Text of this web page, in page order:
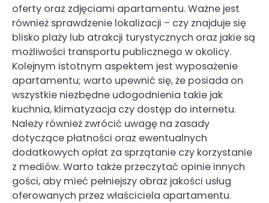
oferty oraz zdjęciami apartamentu. Ważne jest
również sprawdzenie lokalizacji – czy znajduje się
blisko plaży lub atrakcji turystycznych oraz jakie są
możliwości transportu publicznego w okolicy.
Kolejnym istotnym aspektem jest wyposażenie
apartamentu; warto upewnić się, że posiada on
wszystkie niezbędne udogodnienia takie jak
kuchnia, klimatyzacja czy dostęp do internetu.
Należy również zwrócić uwagę na zasady
dotyczące płatności oraz ewentualnych
dodatkowych opłat za sprzątanie czy korzystanie
z mediów. Warto także przeczytać opinie innych
gości, aby mieć pełniejszy obraz jakości usług
oferowanych przez właściciela apartamentu.